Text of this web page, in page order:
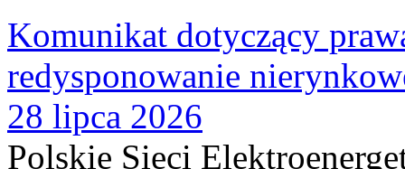
Komunikat dotyczący
redysponowanie
28 lipca 2026
Polskie Sieci